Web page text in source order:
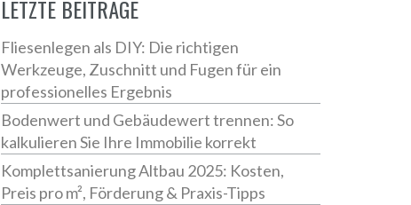
LETZTE BEITRÄGE
Fliesenlegen als DIY: Die richtigen
Werkzeuge, Zuschnitt und Fugen für ein
professionelles Ergebnis
Bodenwert und Gebäudewert trennen: So
kalkulieren Sie Ihre Immobilie korrekt
Komplettsanierung Altbau 2025: Kosten,
Preis pro m², Förderung & Praxis-Tipps